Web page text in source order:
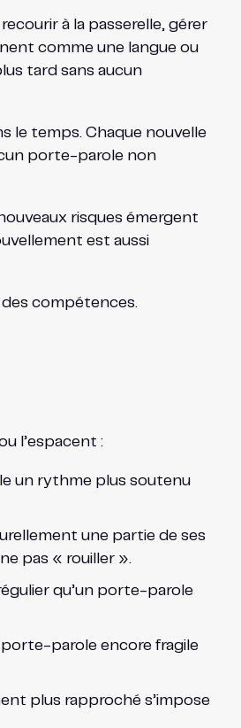
à la passerelle, gérer
comme une langue ou
tard sans aucun
le temps. Chaque nouvelle
porte-parole non
risques émergent
est aussi
compétences.
l’espacent :
un rythme plus soutenu
une partie de ses
pas « rouiller ».
qu’un porte-parole
parole encore fragile
plus rapproché s’impose